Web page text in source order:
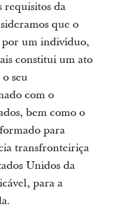
requisitos da
que o
um indivíduo,
constitui um ato
seu
com o
bem como o
para
transfronteiriça
Unidos da
para a